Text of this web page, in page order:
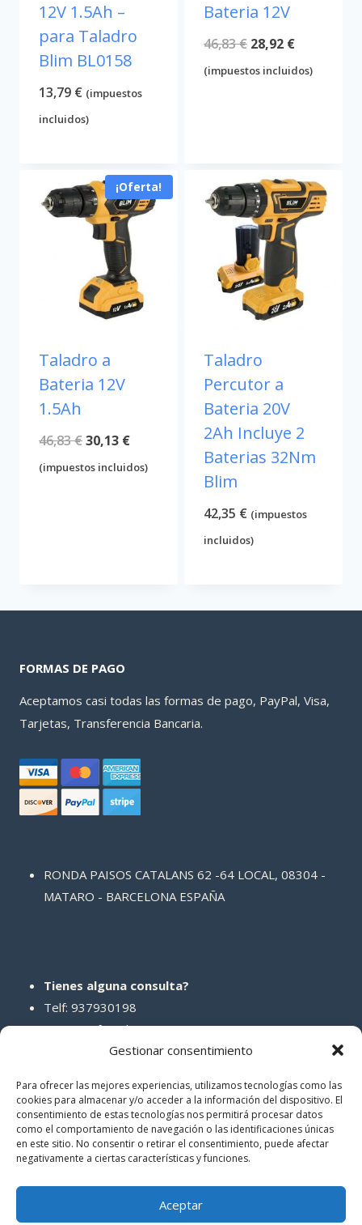
Gestionar consentimiento
Para ofrecer las mejores experiencias, utilizamos tecnologías como las
cookies para almacenar y/o acceder a la información del dispositivo. El
consentimiento de estas tecnologías nos permitirá procesar datos
como el comportamiento de navegación o las identificaciones únicas
en este sitio. No consentir o retirar el consentimiento, puede afectar
negativamente a ciertas características y funciones.
Aceptar
12V 1.5Ah –
para Taladro
Blim BL0158
13,79 € (impuestos
incluidos)
Bateria 12V
46,83€ El
precio
28,92 €El
precio
(impuestos incluidos)
¡Oferta!
Taladro a
Bateria 12V
1.5Ah
46,83€El
precio
30,13 €El
precio
(impuestos incluidos)
Taladro
Percutor a
Bateria 20V
2Ah Incluye 2
Baterias 32Nm
Blim
42,35 € (impuestos
incluidos)
FORMAS DE PAGO
Aceptamos casi todas las formas de pago, PayPal, Visa,
Tarjetas, Transferencia Bancaria.
RONDA PAISOS CATALANS 62 -64 LOCAL, 08304 -
MATARO - BARCELONA ESPAÑA
Tienes alguna consulta?
Telf: 937930198
Correo: info@abcreparaciones.com
REDES SOCIALES